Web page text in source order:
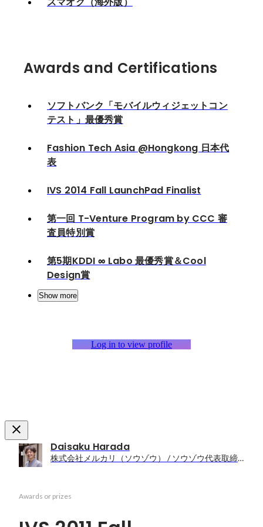
Awards and Certifications
ソフトバンク「モバイルウィジェットコン
テスト」最優秀賞
Fashion Tech Asia @Hongkong 日本代
表
IVS 2014 Fall LaunchPad Finalist
第一回 T-Venture Program by CCC 審
査員特別賞
第5期KDDI ∞ Labo 最優秀賞＆Cool
Design賞
Show more
Log in to view profile
Daisaku Harada
株式会社メルカリ（ソウゾウ） / ソウゾウ代表取締役
Awards or prizes